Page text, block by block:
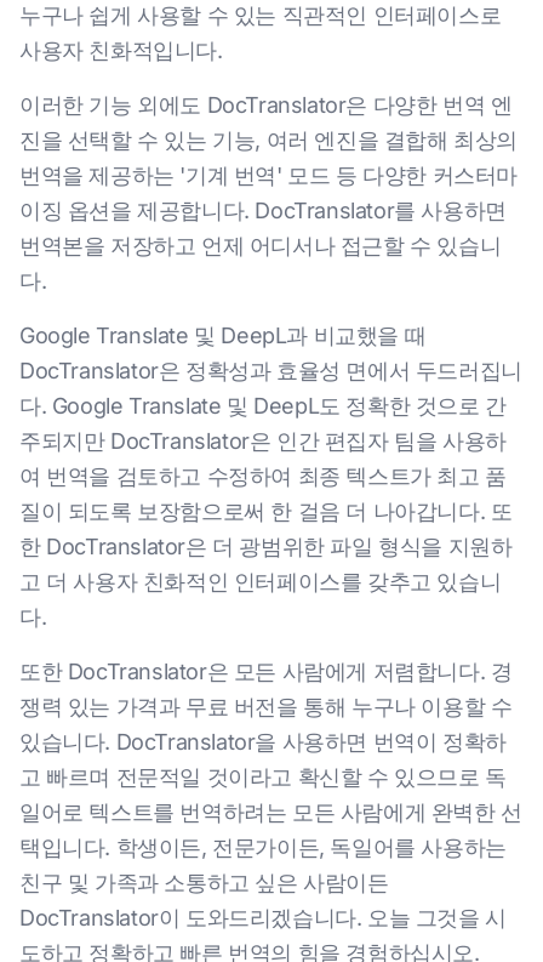
누구나 쉽게 사용할 수 있는 직관적인 인터페이스로
사용자 친화적입니다.
이러한 기능 외에도 DocTranslator은 다양한 번역 엔
진을 선택할 수 있는 기능, 여러 엔진을 결합해 최상의
번역을 제공하는 '기계 번역' 모드 등 다양한 커스터마
이징 옵션을 제공합니다. DocTranslator를 사용하면
번역본을 저장하고 언제 어디서나 접근할 수 있습니
다.
Google Translate 및 DeepL과 비교했을 때
DocTranslator은 정확성과 효율성 면에서 두드러집니
다. Google Translate 및 DeepL도 정확한 것으로 간
주되지만 DocTranslator은 인간 편집자 팀을 사용하
여 번역을 검토하고 수정하여 최종 텍스트가 최고 품
질이 되도록 보장함으로써 한 걸음 더 나아갑니다. 또
한 DocTranslator은 더 광범위한 파일 형식을 지원하
고 더 사용자 친화적인 인터페이스를 갖추고 있습니
다.
또한 DocTranslator은 모든 사람에게 저렴합니다. 경
쟁력 있는 가격과 무료 버전을 통해 누구나 이용할 수
있습니다. DocTranslator을 사용하면 번역이 정확하
고 빠르며 전문적일 것이라고 확신할 수 있으므로 독
일어로 텍스트를 번역하려는 모든 사람에게 완벽한 선
택입니다. 학생이든, 전문가이든, 독일어를 사용하는
친구 및 가족과 소통하고 싶은 사람이든
DocTranslator이 도와드리겠습니다. 오늘 그것을 시
도하고 정확하고 빠른 번역의 힘을 경험하십시오.